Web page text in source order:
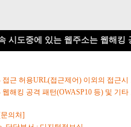
시도중에 있는 웹주소는 웹해킹
접근 허용URL(접근제어) 이외의 접근시
웹해킹 공격 패턴(OWASP10 등) 및 기
의처]